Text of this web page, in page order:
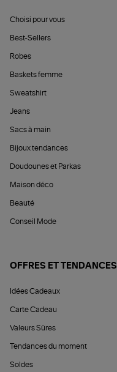
Choisi pour vous
Best-Sellers
Robes
Baskets femme
Sweatshirt
Jeans
Sacs à main
Bijoux tendances
Doudounes et Parkas
Maison déco
Beauté
Conseil Mode
OFFRES ET TENDANCES
Idées Cadeaux
Carte Cadeau
Valeurs Sûres
Tendances du moment
Soldes